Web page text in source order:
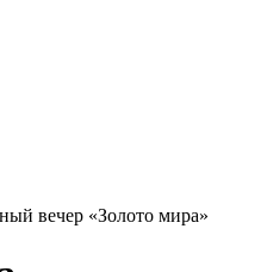
вечер «Золото мира»